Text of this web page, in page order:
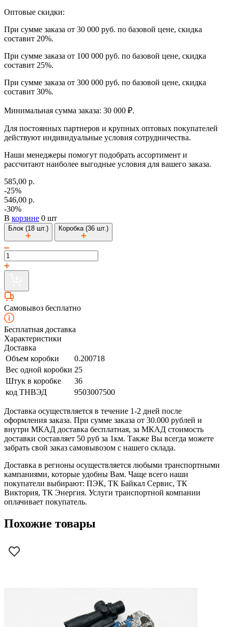
Оптовые скидки:
При сумме заказа от 30 000 руб. по базовой цене, скидка
составит 20%.
При сумме заказа от 100 000 руб. по базовой цене, скидка
составит 25%.
При сумме заказа от 300 000 руб. по базовой цене, скидка
составит 30%.
Минимальная сумма заказа: 30 000 ₽.
Для постоянных партнеров и крупных оптовых покупателей
действуют индивидуальные условия сотрудничества.
Наши менеджеры помогут подобрать ассортимент и
рассчитают наиболее выгодные условия для вашего заказа.
585,00 р.
-25%
546,00 р.
-30%
В корзине 0 шт
Блок (18 шт.) Коробка (36 шт.)
Самовывоз бесплатно
Бесплатная доставка
Характеристики
Доставка
Объем коробки
0.200718
Вес одной коробки 25
Штук в коробке
36
код ТНВЭД
9503007500
Доставка осуществляется в течение 1-2 дней после
оформления заказа. При сумме заказа от 30.000 рублей и
внутри МКАД доставка бесплатная, за МКАД стоимость
доставки составляет 50 руб за 1км. Также Вы всегда можете
забрать свой заказ самовывозом с нашего склада.
Доставка в регионы осуществляется любыми транспортными
кампаниями, которые удобны Вам. Чаще всего наши
покупатели выбирают: ПЭК, ТК Байкал Сервис, ТК
Виктория, ТК Энергия. Услуги транспортной компании
оплачивает покупатель.
Похожие товары